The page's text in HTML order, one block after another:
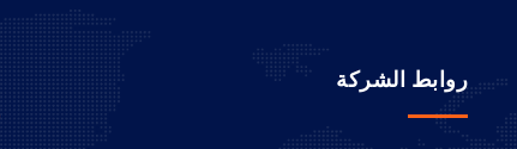
روابط الشركة